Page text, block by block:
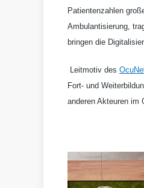
Patientenzahlen
Ambulantisierung,
bringen die
Leitmotiv des
Fort- und
anderen Akteuren im